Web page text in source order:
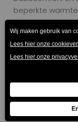
beperkte
graden te
ramen en
toe te passen.
In situaties
slaapkamers of
lucht